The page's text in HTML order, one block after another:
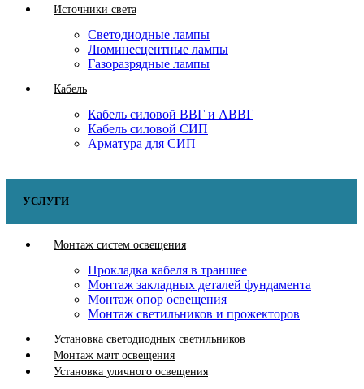
Источники света
Светодиодные лампы
Люминесцентные лампы
Газоразрядные лампы
Кабель
Кабель силовой ВВГ и АВВГ
Кабель силовой СИП
Арматура для СИП
УСЛУГИ
Монтаж систем освещения
Прокладка кабеля в траншее
Монтаж закладных деталей фундамента
Монтаж опор освещения
Монтаж светильников и прожекторов
Установка светодиодных светильников
Монтаж мачт освещения
Установка уличного освещения